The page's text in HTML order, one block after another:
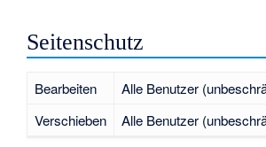
Seitenschutz
Bearbeiten
Alle Benutzer
Verschieben
Alle Benutzer